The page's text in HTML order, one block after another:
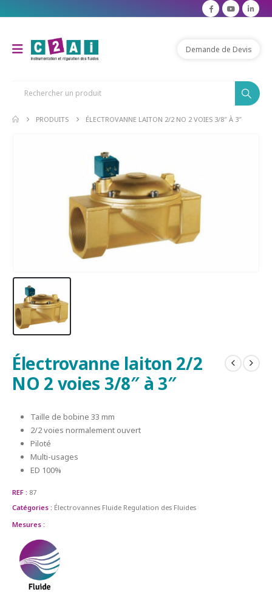
Demande de Devis
PRODUITS ÉLECTROVANNE LAITON 2/2 NO 2 VOIES 3/8″ À 3″
Électrovanne laiton 2/2
NO 2 voies 3/8″ à 3″
Taille de bobine 33 mm
2/2 voies normalement ouvert
Piloté
Multi-usages
ED 100%
REF : 87
Catégories : Électrovannes Fluide Regulation des Fluides
Mesures :